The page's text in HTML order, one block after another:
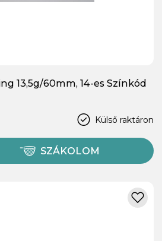
13,5g/60mm, 14-es Színkód
Külső raktáron
SZÁKOLOM